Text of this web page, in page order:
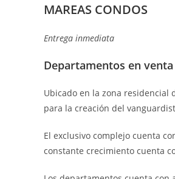
MAREAS CONDOS
Entrega inmediata
Departamentos en venta
Ubicado en la zona residencial
para la creación del
El exclusivo complejo cuenta
constante crecimiento cuenta